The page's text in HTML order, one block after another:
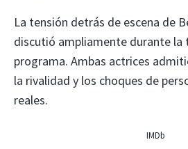
La tensión detrás de escena de
discutió ampliamente durante la
programa. Ambas actrices
la rivalidad y los choques de
reales.
IMDb